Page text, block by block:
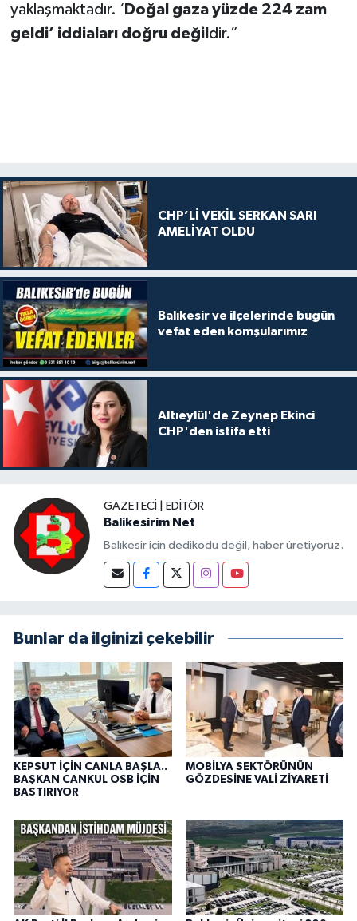
yaklaşmaktadır. ‘ Doğal gaza yüzde 224 zam
geldi’ iddiaları doğru değil dir.”
CHP’Lİ VEKİL SERKAN SARI
AMELİYAT OLDU
Balıkesir ve ilçelerinde bugün
vefat eden komşularımız
Altıeylül'de Zeynep Ekinci
CHP'den istifa etti
GAZETECI | EDITÖR
Balikesirim Net
Balıkesir için dedikodu değil, haber üretiyoruz.
Bunlar da ilginizi çekebilir
KEPSUT İÇİN CANLA BAŞLA..
BAŞKAN CANKUL OSB İÇİN
BASTIRIYOR
MOBİLYA SEKTÖRÜNÜN
GÖZDESİNE VALİ ZİYARETİ